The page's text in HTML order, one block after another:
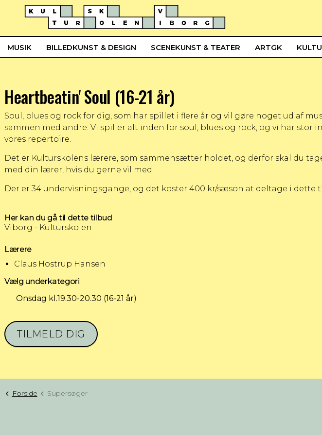
MUSIK BILLEDKUNST & DESIGN SCENEKUNST & TEATER ARTGK
Heartbeatin' Soul (16-21 år)
Soul, blues og rock for dig, som har spillet i flere år og vil gøre noget ud af
sammen med andre. Vi spiller alt inden for soul, blues og rock, og vi har stor
vores repertoire.
Det er Kulturskolens lærere, som sammensætter holdet, og derfor skal du
med din lærer, hvis du gerne vil med.
Der er 34 undervisningsgange, og det koster 400 kr/sæson at deltage i dette
Her kan du gå til dette tilbud
Viborg - Kulturskolen
Lærere
Claus Hostrup Hansen
Vælg underkategori
Onsdag kl.19.30-20.30 (16-21 år)
TILMELD DIG
Forside Supersøger